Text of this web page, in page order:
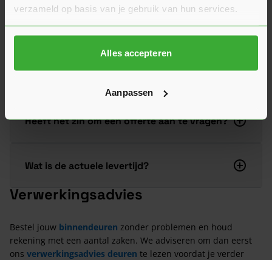
verzameld op basis van je gebruik van hun services.
Alles accepteren
Aanpassen
Monteren jullie ook?
Heeft het zin om een offerte aan te vragen?
Wat is de actuele levertijd?
Verwerkingsadvies
Bestel jouw binnendeuren zonder problemen en houd
rekening met een aantal zaken. We adviseren om dan eerst
ons verwerkingsadvies deuren te lezen voordat je verder